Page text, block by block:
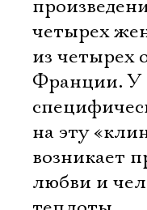
четырех
из четырех
Франции. У
на эту
возникает
любви и